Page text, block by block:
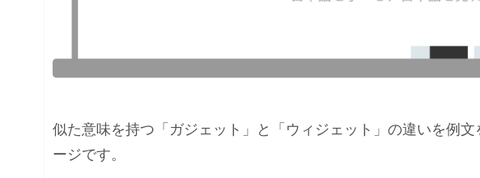
似た意味を持つ「ガジェット」と「ウィジェット」の違いを例
ージです。